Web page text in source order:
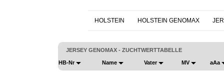
HOLSTEIN HOLSTEIN GENOMAX
JERSEY GENOMAX - ZUCHTWERTTABELLE
HB-Nr Name Vater MV aAa